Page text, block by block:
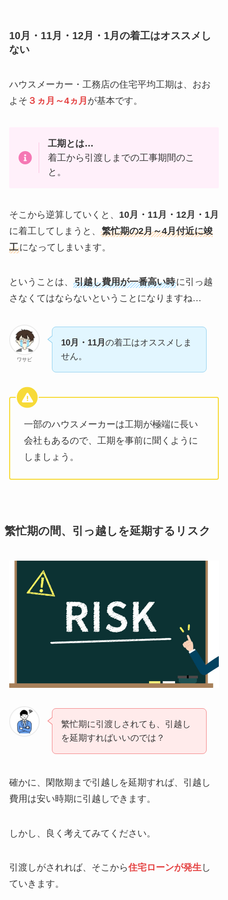
10月・11月・12月・1月の着工はオススメし
ない
ハウスメーカー・工務店の住宅平均工期は、おお
よそ ３ヵ月～4ヵ月 が基本です。
工期とは…
着工から引渡しまでの工事期間のこ
と。
そこから逆算していくと、 10月・11月・12月・1月
に着工してしまうと、 繁忙期の2月～4月付近に竣
工になってしまいます。
ということは、 引越し費用が一番高い時に引っ越
さなくてはならないということになりますね…
ワサビ
10月・11月 の着工はオススメしま
せん。
一部のハウスメーカーは工期が極端に長い
会社もあるので、工期を事前に聞くように
しましょう。
繁忙期の間、引っ越しを延期するリスク
繁忙期に引渡しされても、引越し
を延期すればいいのでは？
確かに、閑散期まで引越しを延期すれば、引越し
費用は安い時期に引越しできます。
しかし、良く考えてみてください。
引渡しがされれば、そこから住宅ローンが発生し
ていきます。